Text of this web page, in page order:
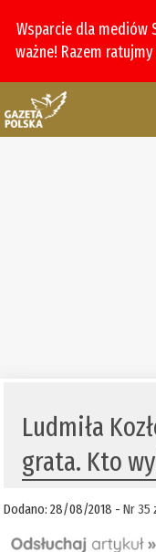
Wsparcie dla mediów
ważne! Razem
Ludmiła
grata. Kto
Dodano: 28/08/2018 -Nr 35